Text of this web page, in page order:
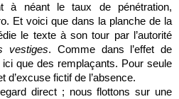
à néant le taux de pénétration,
Et voici que dans la planche de la
le texte à son tour par l’autorité
vestiges. Comme dans l’effet de
que des remplaçants. Pour seule
d’excuse fictif de l’absence.
direct ; nous flottons sur une